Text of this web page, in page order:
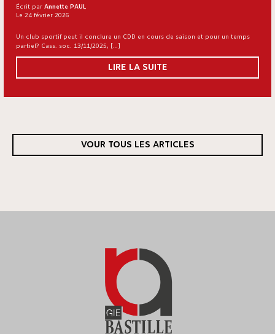
Écrit par Annette PAUL
Le 24 février 2026
Un club sportif peut il conclure un CDD en cours de saison et pour un temps
partiel? Cass. soc. 13/11/2025, […]
LIRE LA SUITE
VOUR TOUS LES ARTICLES